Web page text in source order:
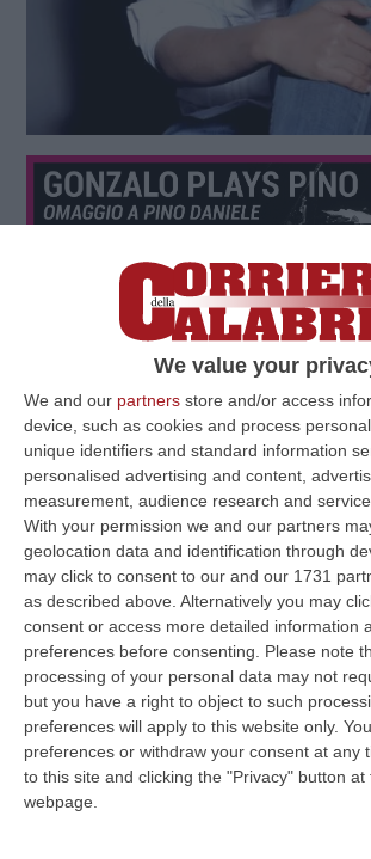
We value your
We and our partners store and/or access
device, such as cookies and process
unique identifiers and standard information
personalised advertising and content,
measurement, audience research and
With your permission we and our partners
geolocation data and identification through
may click to consent to our and our 1731
as described above. Alternatively you may
consent or access more detailed information
preferences before consenting.
Please note
processing of your personal data may not
but you have a right to object to such
preferences will apply to this website only.
preferences or withdraw your consent at any
to this site and clicking the "Privacy" button
webpage.